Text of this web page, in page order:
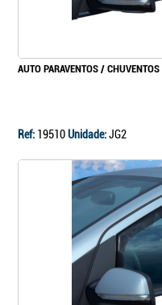
AUTO PARAVENTOS /
Ref: 19510Unidade:JG2